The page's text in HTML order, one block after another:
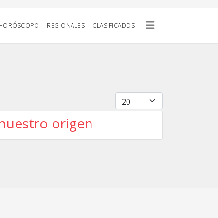
REGIONALES CLASIFICADOS
Cantidad
origen